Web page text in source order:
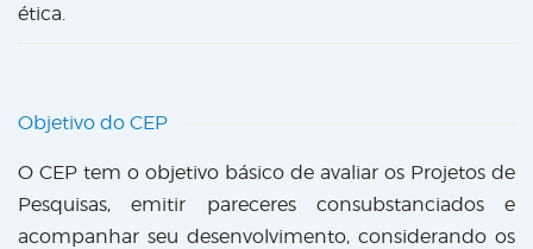
ética.
Objetivo do CEP
O CEP tem o objetivo básico de avaliar os Projetos de
Pesquisas, emitir pareceres consubstanciados e
acompanhar seu desenvolvimento, considerando os